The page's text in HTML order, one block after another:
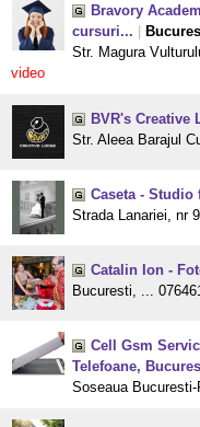
Bravory
cursuri...
Str. Magura
video
BVR's Creative
Str. Aleea Barajul
Caseta - Studio
Strada Lanariei, nr
Catalin Ion -
Bucuresti, ...
Cell Gsm
Telefoane,
Soseaua